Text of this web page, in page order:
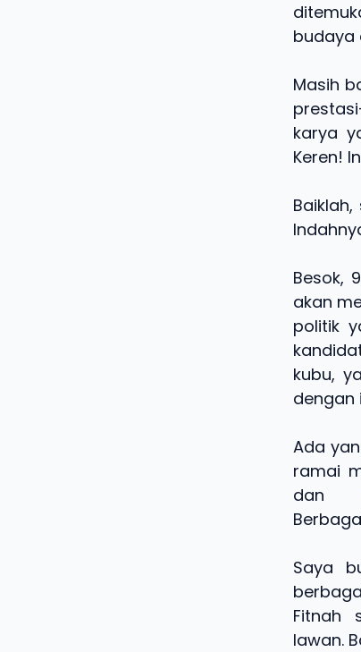
budaya
Masih
karya
Keren!
Besok,
akan
politik
kubu,
dengan
Ada
ramai
dan
Saya
Fitnah
lawan.